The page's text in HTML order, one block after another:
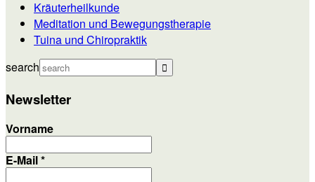
Kräuterheilkunde
Meditation und Bewegungstherapie
Tuina und Chiropraktik
search
Newsletter
Vorname
E-Mail*